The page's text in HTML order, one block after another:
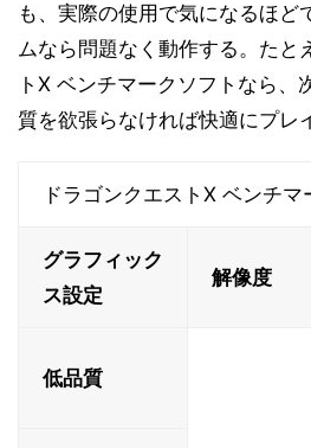
も、実際の使用で気になるほど
ムなら問題なく動作する。たと
トX ベンチマークソフトなら、
質を欲張らなければ快適にプレ
ドラゴンクエストX ベンチ
グラフィック
ス設定
解像度
低品質